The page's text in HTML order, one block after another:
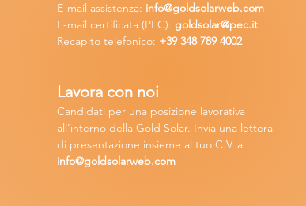
Lavora con noi
Candidati per una posizione lavorativa
all'interno della Gold Solar. Invia una lettera
di presentazione insieme al tuo C.V. a:
info@goldsolarweb.com
E-mail assistenza: info@goldsolarweb.com
E-mail certificata (PEC): goldsolar@pec.it
Recapito telefonico: +39 348789 4002